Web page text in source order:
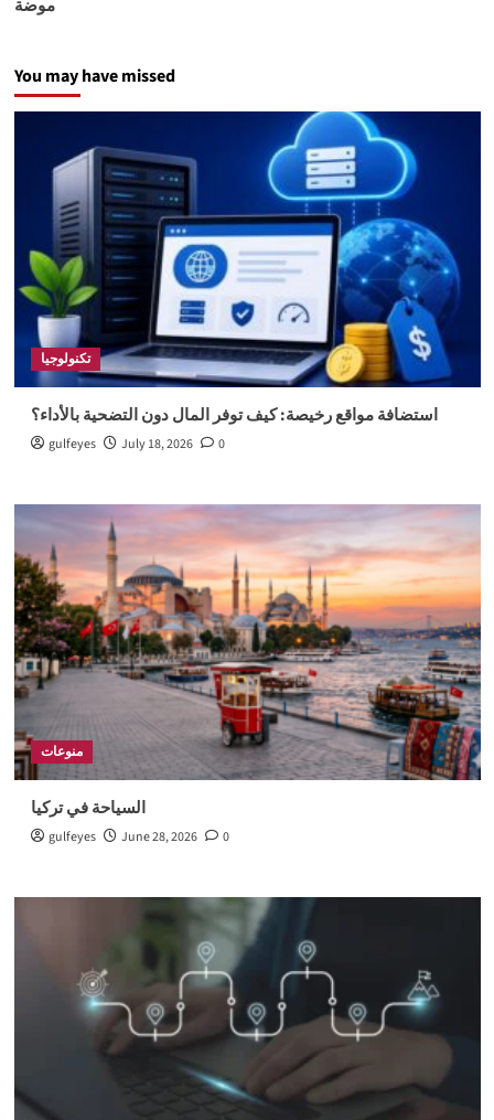
موضة
You may have missed
تكنولوجيا
استضافة مواقع رخيصة: كيف توفر المال دون التضحية بالأداء؟
gulfeyes July 18, 2026 0
منوعات
السياحة في تركيا
gulfeyes June 28, 2026 0